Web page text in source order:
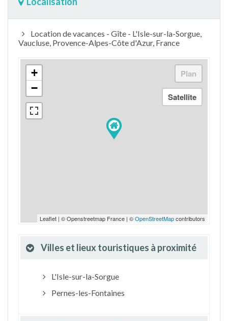
Location de vacances - Gîte - L'Isle-sur-la-Sorgue,
Vaucluse, Provence-Alpes-Côte d'Azur, France
+
−
Leaflet | © Openstreetmap France | ©OpenStreetMapcontributors
Villes et lieux touristiques à proximité
L'Isle-sur-la-Sorgue
Pernes-les-Fontaines